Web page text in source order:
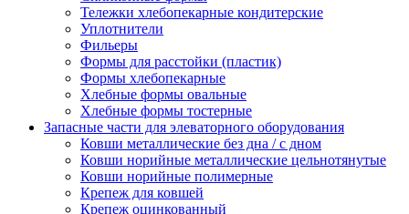
Тележки хлебопекарные кондитерские
Уплотнители
Фильеры
Формы для расстойки (пластик)
Формы хлебопекарные
Хлебные формы овальные
Хлебные формы тостерные
Запасные части для элеваторного оборудования
Ковши металлические без дна / с дном
Ковши норийные металлические цельнотянутые
Ковши норийные полимерные
Крепеж для ковшей
Крепеж оцинкованный